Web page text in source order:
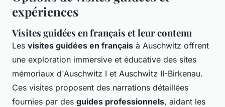
expériences
Visites guidées en français et leur contenu
Les visites guidées en français à Auschwitz offrent
une exploration immersive et éducative des sites
mémoriaux d'Auschwitz I et Auschwitz II-Birkenau.
Ces visites proposent des narrations détaillées
fournies par des guides professionnels, aidant les